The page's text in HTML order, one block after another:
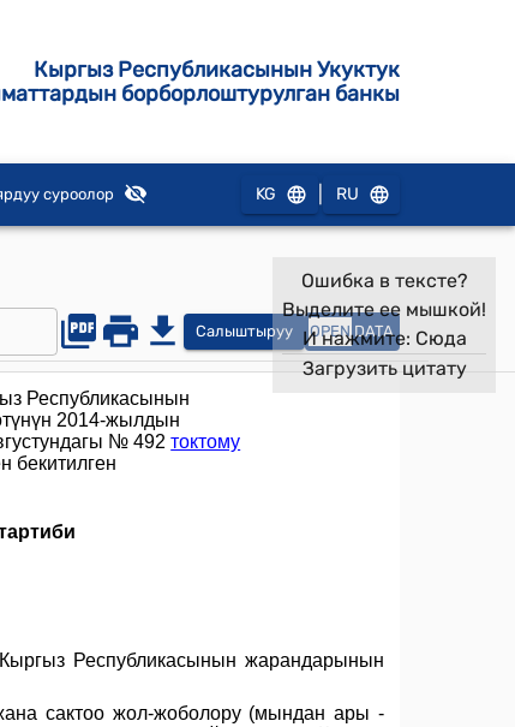
Кыргыз Республикасынын Укуктук
борборлоштурулган банкы
суроолор KG RU
Салыштыруу OPEN DATA
Ошибка в тексте?
Выделите ее мышкой!
И нажмите: Сюда
Загрузить цитату